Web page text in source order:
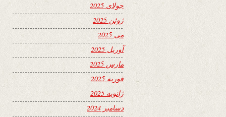
جولای 2025
ژوئن 2025
می 2025
آوریل 2025
مارس 2025
فوریه 2025
ژانویه 2025
دسامبر 2024